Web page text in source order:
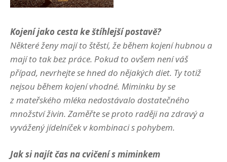
Kojení jako cesta ke štíhlejší postavě?
Některé ženy mají to štěstí, že během kojení hubnou a
mají to tak bez práce. Pokud to ovšem není váš
případ, nevrhejte se hned do nějakých diet. Ty totiž
nejsou během kojení vhodné. Miminku by se
z mateřského mléka nedostávalo dostatečného
množství živin. Zaměřte se proto raději na zdravý a
vyvážený jídelníček v kombinaci s pohybem.
Jak si najít čas na cvičení s miminkem